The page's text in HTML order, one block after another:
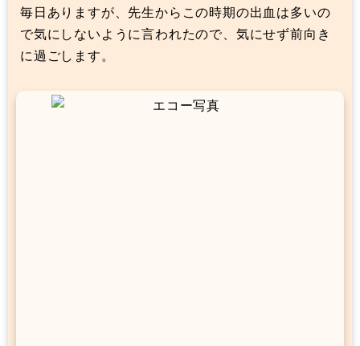
毎日ありますが、先生からこの時期の出血は多いの
で気にしないように言われたので、気にせず前向き
に過ごします。